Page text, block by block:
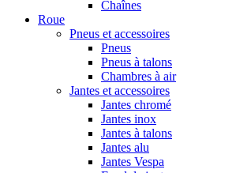
Chaînes
Roue
Pneus et accessoires
Pneus
Pneus à talons
Chambres à air
Jantes et accessoires
Jantes chromé
Jantes inox
Jantes à talons
Jantes alu
Jantes Vespa